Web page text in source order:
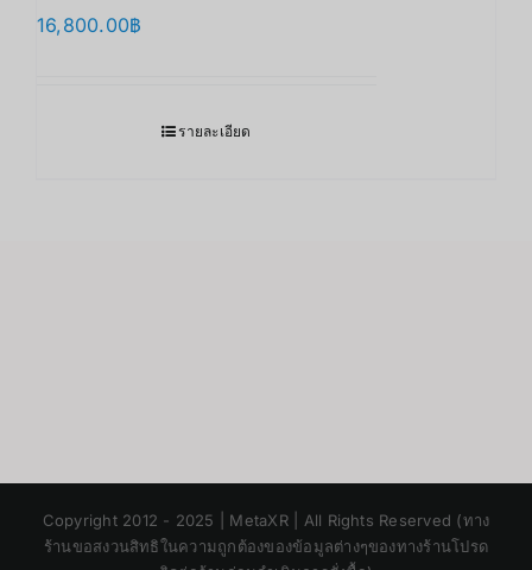
16,800.00฿
รายละเอียด
Copyright 2012 - 2025 | MetaXR | All Rights Reserved (ทาง
ร้านขอสงวนสิทธิในความถูกต้องของข้อมูลต่างๆของทางร้านโปรด